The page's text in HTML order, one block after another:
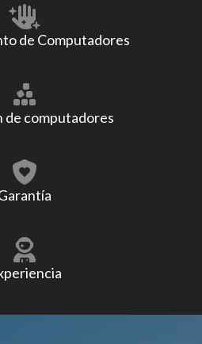
de Computadores
de computadores